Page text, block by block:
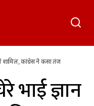
शामिल, कांग्रेस ने कसा तंज
शामिल, कांग्रेस ने कसा तंज
ज्ञान